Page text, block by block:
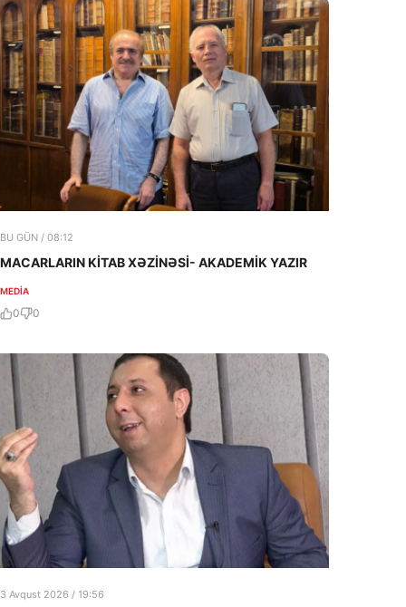
BU GÜN / 08:12
MACARLARIN KİTAB XƏZİNƏSİ- AKADEMİK YAZIR
MEDİA
0 0
3 Avqust 2026 / 19:56